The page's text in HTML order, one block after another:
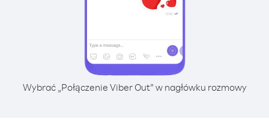
Wybrać „Połączenie Viber Out” w nagłówku rozmowy